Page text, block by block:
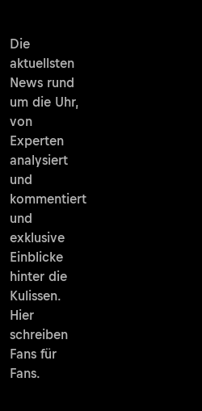
Die
aktuellsten
News rund
um die Uhr,
von
Experten
analysiert
und
kommentiert
und
exklusive
Einblicke
hinter die
Kulissen.
Hier
schreiben
Fans für
Fans.